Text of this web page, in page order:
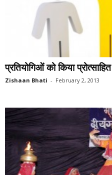
प्रतियोगिओं को किया प्रोत्साहित
Zishaan Bhati - February 2, 2013